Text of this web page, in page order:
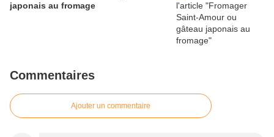
japonais au fromage
Commentaires
Ajouter un commentaire